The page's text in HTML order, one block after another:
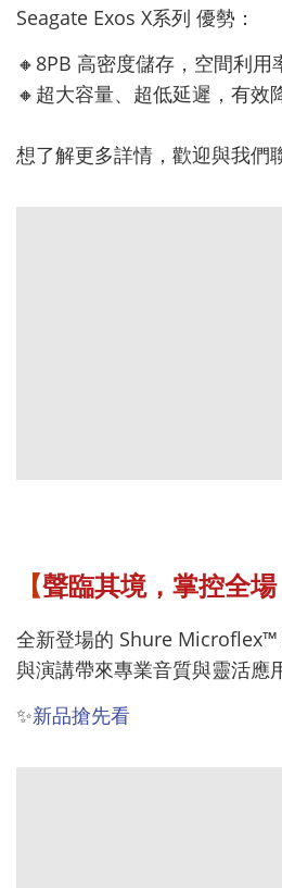
Seagate Exos X系列 優勢：
🔸8PB 高密度儲存，空間利用
🔸 超大容量、超低延遲，有效
想了解更多詳情，歡迎與我們
【聲臨其境，掌控全場
全新登場的 Shure Microflex™
與演講帶來專業音質與靈活應
✨新品搶先看